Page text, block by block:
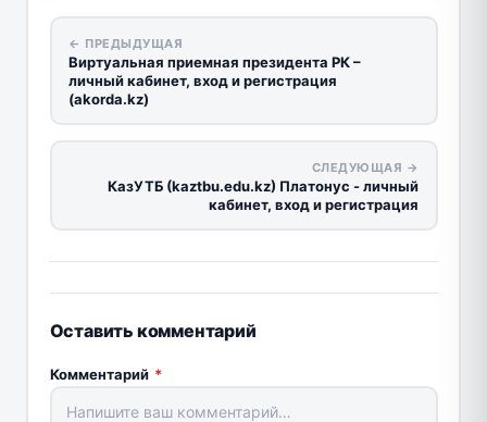
← ПРЕДЫДУЩАЯ
Виртуальная приемная президента РК –
личный кабинет, вход и регистрация
(akorda.kz)
СЛЕДУЮЩАЯ →
КазУТБ (kaztbu.edu.kz) Платонус - личный
кабинет, вход и регистрация
Оставить комментарий
Комментарий *